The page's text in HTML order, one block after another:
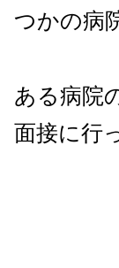
つかの病
ある病院
面接に行